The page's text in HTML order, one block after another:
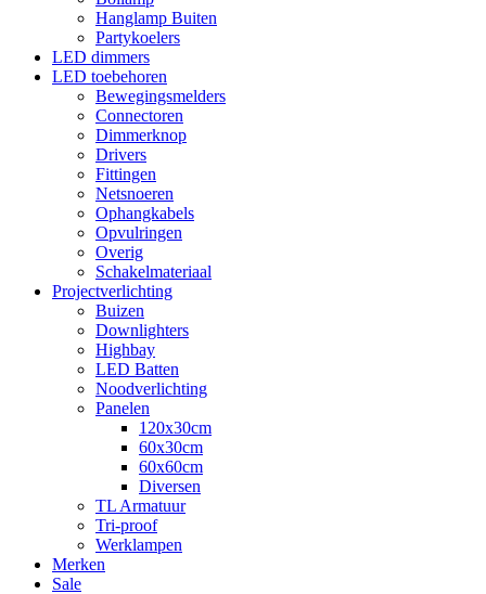
Hanglamp Buiten
Partykoelers
LED dimmers
LED toebehoren
Bewegingsmelders
Connectoren
Dimmerknop
Drivers
Fittingen
Netsnoeren
Ophangkabels
Opvulringen
Overig
Schakelmateriaal
Projectverlichting
Buizen
Downlighters
Highbay
LED Batten
Noodverlichting
Panelen
120x30cm
60x30cm
60x60cm
Diversen
TL Armatuur
Tri-proof
Werklampen
Merken
Sale